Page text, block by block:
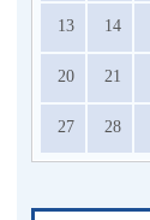
13 14
20 21
27 28